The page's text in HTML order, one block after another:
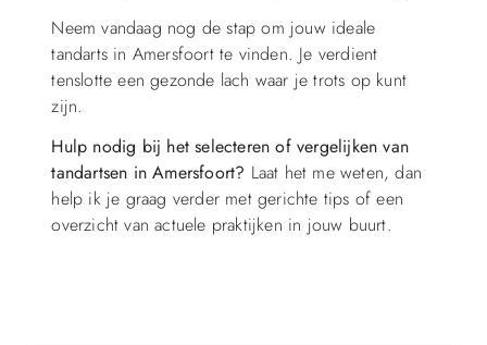
Neem vandaag nog de stap om jouw ideale
tandarts in Amersfoort te vinden. Je verdient
tenslotte een gezonde lach waar je trots op kunt
zijn.
Hulp nodig bij het selecteren of vergelijken van
tandartsen in Amersfoort? Laat het me weten, dan
help ik je graag verder met gerichte tips of een
overzicht van actuele praktijken in jouw buurt.